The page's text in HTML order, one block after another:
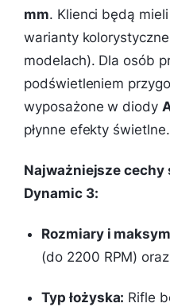
mm. Klienci będą
warianty
modelach). Dla osób
podświetleniem
wyposażone w diody
płynne efekty świetlne.
Najważniejsze cechy
Dynamic 3:
Rozmiary i
(do 2200 RPM)
Typ łożyska: Rifle